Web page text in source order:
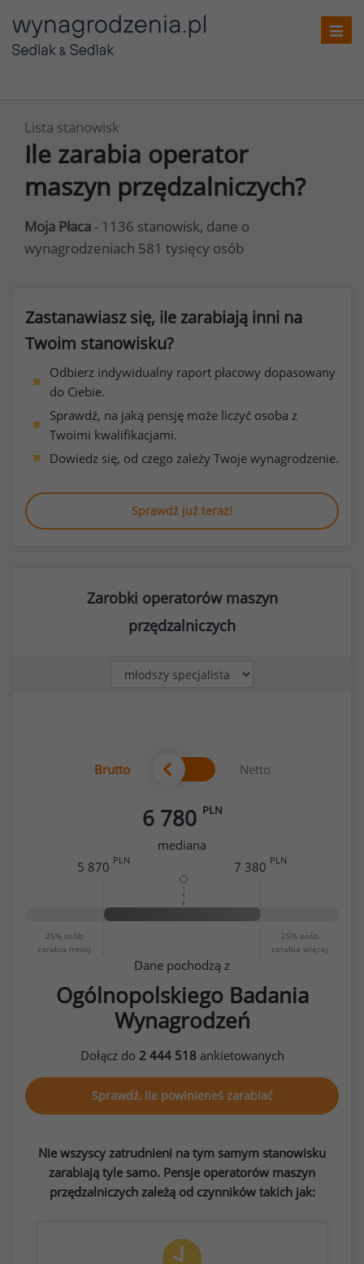
Lista stanowisk
Ile zarabia operator
maszyn przędzalniczych?
Moja Płaca - 1136 stanowisk, dane o
wynagrodzeniach 581 tysięcy osób
Zastanawiasz się, ile zarabiają inni na
Twoim stanowisku?
Odbierz indywidualny raport płacowy dopasowany
do Ciebie.
Sprawdź, na jaką pensję może liczyć osoba z
Twoimi kwalifikacjami.
Dowiedz się, od czego zależy Twoje wynagrodzenie.
Sprawdź już teraz!
Zarobki operatorów maszyn
przędzalniczych
Brutto Netto
6 780 PLN
mediana
25% osób
zarabia mniej
25% osób
zarabia więcej
5 870 PLN 7 380 PLN
Dane pochodzą z
Ogólnopolskiego Badania
Wynagrodzeń
Dołącz do 2 444 518ankietowanych
Sprawdź, ile powinieneś zarabiać
Nie wszyscy zatrudnieni na tym samym stanowisku
zarabiają tyle samo. Pensje operatorów maszyn
przędzalniczych zależą od czynników takich jak: